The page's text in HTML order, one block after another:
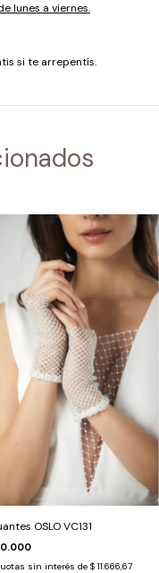
lunes a viernes.
si te arrepentís.
OSLO VC131
sin interés de $ 11.666,67